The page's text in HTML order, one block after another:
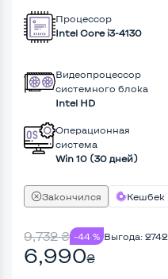
Процессор
Intel Core i3-4130
Видеопроцессор
системного блока
Intel HD
Операционная
система
Win 10 (30 дней)
Закончился Кешбек
9,732₴ -44 % Выгода: 2742
6,990₴